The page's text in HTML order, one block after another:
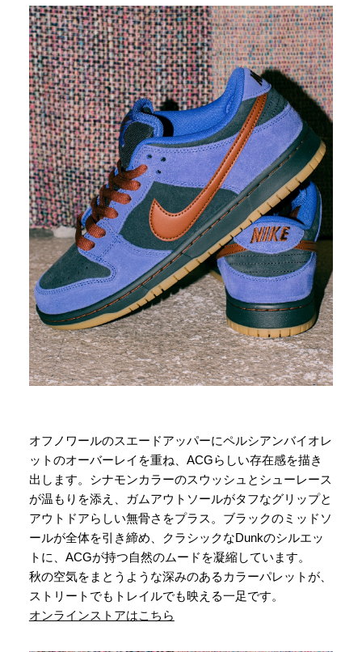
オフノワールのスエードアッパーにペルシアンバイオレ
ットのオーバーレイを重ね、ACGらしい存在感を描き
出します。シナモンカラーのスウッシュとシューレース
が温もりを添え、ガムアウトソールがタフなグリップと
アウトドアらしい無骨さをプラス。ブラックのミッドソ
ールが全体を引き締め、クラシックなDunkのシルエッ
トに、ACGが持つ自然のムードを凝縮しています。
秋の空気をまとうような深みのあるカラーパレットが、
ストリートでもトレイルでも映える一足です。
オンラインストアはこちら